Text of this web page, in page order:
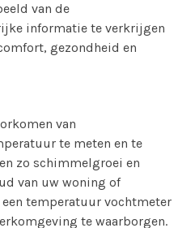
van de
informatie te verkrijgen
gezondheid en
van
te meten en te
zo schimmelgroei en
van uw woning of
temperatuur vochtmeter
te waarborgen.